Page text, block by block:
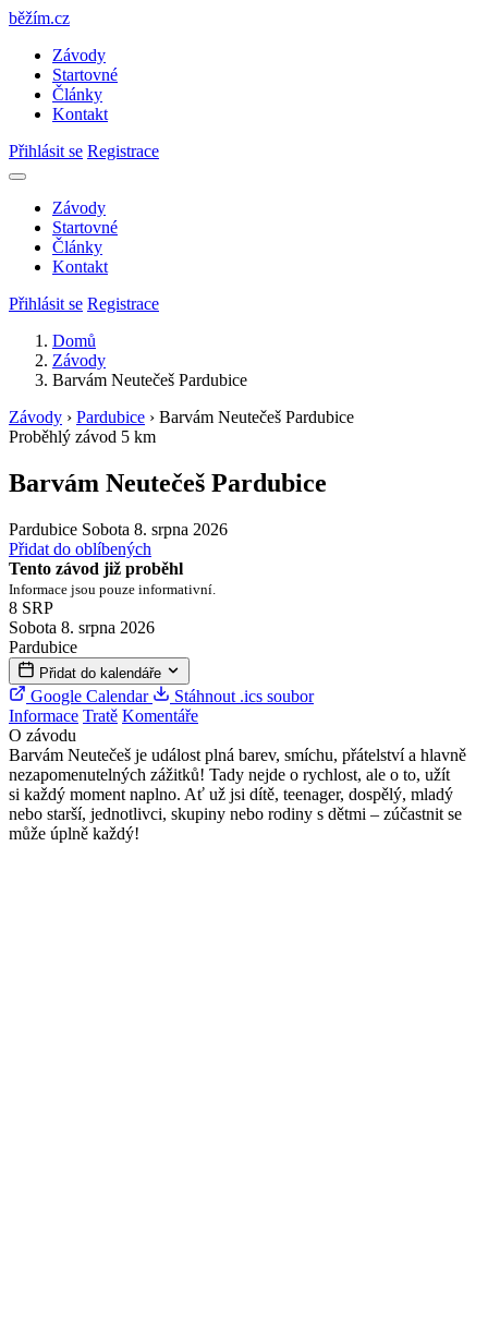
běžím.cz
Závody
Startovné
Články
Kontakt
Přihlásit se Registrace
Závody
Startovné
Články
Kontakt
Přihlásit se Registrace
Domů
Závody
Barvám Neutečeš Pardubice
Závody › Pardubice › Barvám Neutečeš Pardubice
Proběhlý závod 5 km
Barvám Neutečeš Pardubice
Pardubice Sobota 8. srpna 2026
Přidat do oblíbených
Tento závod již proběhl
Informace jsou pouze informativní.
8 SRP
Sobota 8. srpna 2026
Pardubice
Přidat do kalendáře
Google Calendar
Stáhnout .ics soubor
Informace Tratě Komentáře
O závodu
Barvám Neutečeš je událost plná barev, smíchu, přátelství a hlavně
nezapomenutelných zážitků! Tady nejde o rychlost, ale o to, užít
si každý moment naplno. Ať už jsi dítě, teenager, dospělý, mladý
nebo starší, jednotlivci, skupiny nebo rodiny s dětmi – zúčastnit se
může úplně každý!